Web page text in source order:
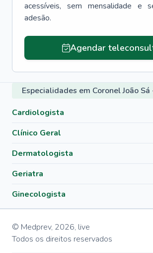
acessíveis, sem mensalidade e
adesão.
Agendar
Especialidades em Coronel João
Cardiologista
Clínico Geral
Dermatologista
Geriatra
Ginecologista
© Medprev, 2026, live
Todos os direitos reservados